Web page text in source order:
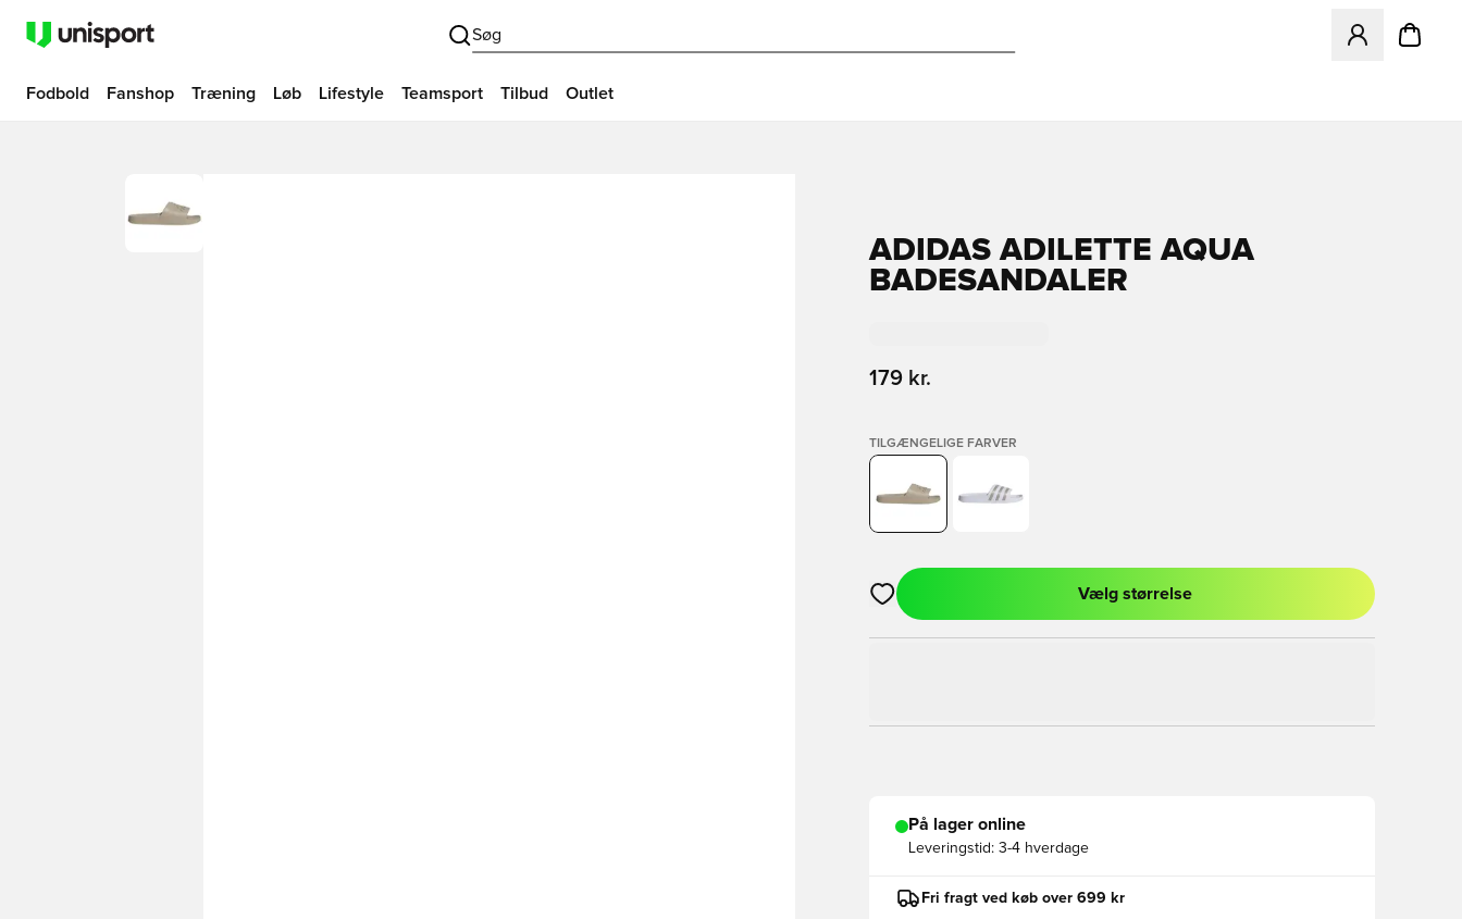
Søg
Åbner en
Fodbold Fanshop Træning Løb Lifestyle Teamsport Tilbud Outlet
ADIDAS ADILETTE AQUA
BADESANDALER
179 kr.
TILGÆNGELIGE FARVER
Åbner en Modal til at logge ind eller tilmelde dig som medlem
Vælg størrelse
På lager online
Leveringstid: 3-4 hverdage
Fri fragt ved køb over 699 kr